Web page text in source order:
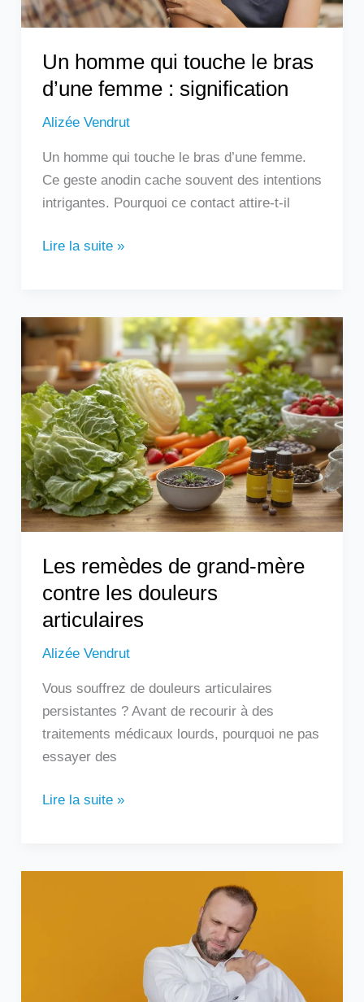
Un homme qui touche le bras
d’une femme : signification
Alizée Vendrut
Un homme qui touche le bras d’une femme.
Ce geste anodin cache souvent des intentions
intrigantes. Pourquoi ce contact attire-t-il
:
signification
Lire la suite »
Les remèdes de grand-mère
contre les douleurs
articulaires
Alizée Vendrut
Vous souffrez de douleurs articulaires
persistantes ? Avant de recourir à des
traitements médicaux lourds, pourquoi ne pas
essayer des
Les
remèdes
de
grand-
mère
contre
les
douleurs
articulaires
Lire la suite »